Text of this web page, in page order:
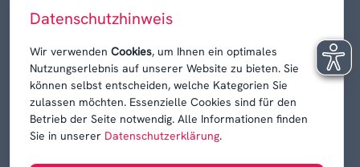
Datenschutzhinweis
Wir verwenden Cookies, um Ihnen ein optimales
Nutzungserlebnis auf unserer Website zu bieten. Sie
können selbst entscheiden, welche Kategorien Sie
zulassen möchten. Essenzielle Cookies sind für den
Betrieb der Seite notwendig. Alle Informationen finden
Sie in unserer Datenschutzerklärung.
Karrieren, Krisen & Kontroversen